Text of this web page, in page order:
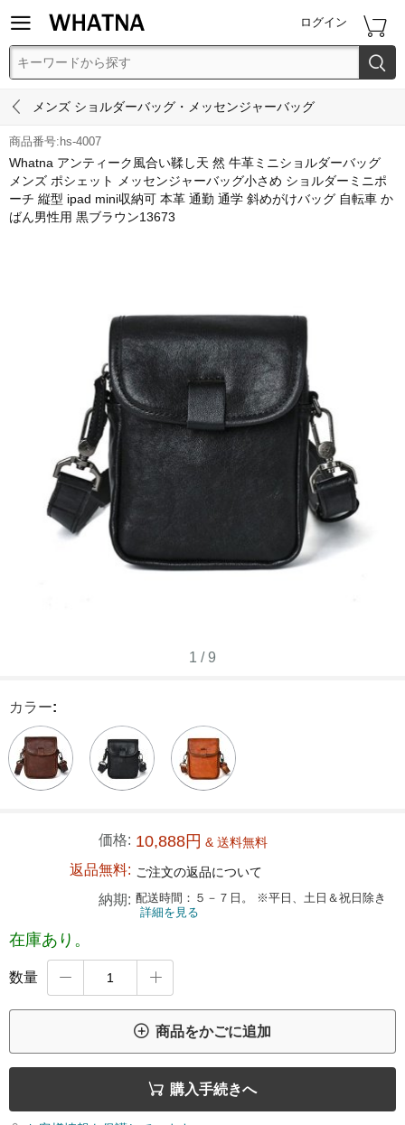
 ログイン 

 メンズ ショルダーバッグ・メッセンジャーバッグ
商品番号:hs-4007
Whatna アンティーク風合い鞣し天 然 牛革ミニショルダーバッグ
メンズ ポシェット メッセンジャーバッグ小さめ ショルダーミニポ
ーチ 縦型 ipad mini収納可 本革 通勤 通学 斜めがけバッグ 自転車 か
ばん男性用 黒ブラウン13673
1 /9
カラー:
価格: 10,888円 & 送料無料
返品無料: ご注文の返品について
納期: 配送時間：５－７日。 ※平日、土日＆祝日除き
詳細を見る
在庫あり。
数量  
 商品をかごに追加
 購入手続きへ